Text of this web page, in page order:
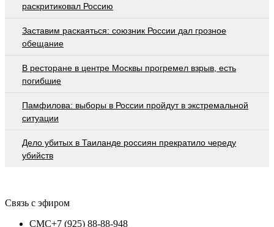
раскритиковал Россию
Заставим раскаяться: союзник России дал грозное
обещание
В ресторане в центре Москвы прогремел взрыв, есть
погибшие
Памфилова: выборы в России пройдут в экстремальной
ситуации
Дело убитых в Таиланде россиян прекратило череду
убийств
Связь с эфиром
СМС+7 (925) 88-88-948